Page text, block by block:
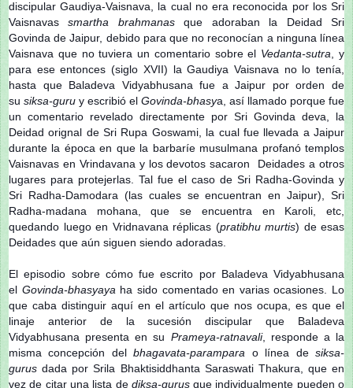
discipular Gaudiya-Vaisnava, la cual no era reconocida por los Sri
Vaisnavassmartha brahmanasque adoraban la Deidad Sri
Govinda de Jaipur, debido para que no reconocían a ninguna línea
Vaisnava que no tuviera un comentario sobre el Vedanta-sutra , y
para ese entonces (siglo XVII) la Gaudiya Vaisnava no lo tenía,
hasta que Baladeva Vidyabhusana fue a Jaipur por orden de
su siksa-guru y escribió el Govinda-bhasya, así llamado porque fue
un comentario revelado directamente por Sri Govinda deva, la
Deidad orignal de Sri Rupa Goswami, la cual fue llevada a Jaipur
durante la época en que la barbaríe musulmana profanó templos
Vaisnavas en Vrindavana y los devotos sacaron Deidades a otros
lugares para protejerlas. Tal fue el caso de Sri Radha-Govinda y
Sri Radha-Damodara (las cuales se encuentran en Jaipur), Sri
Radha-madana mohana, que se encuentra en Karoli, etc,
quedando luego en Vridnavana réplicas (pratibhu murtis) de esas
Deidades que aún siguen siendo adoradas.
El episodio sobre cómo fue escrito por Baladeva Vidyabhusana
el Govinda-bhasyaya ha sido comentado en varias ocasiones. Lo
que caba distinguir aquí en el artículo que nos ocupa, es que el
linaje anterior de la sucesión discipular que Baladeva
Vidyabhusana presenta en su Prameya-ratnavali, responde a la
misma concepción delbhagavata-parampara o línea desiksa-
gurus dada por Srila Bhaktisiddhanta Saraswati Thakura, que en
vez de citar una lista de diksa-gurusque individualmente pueden o